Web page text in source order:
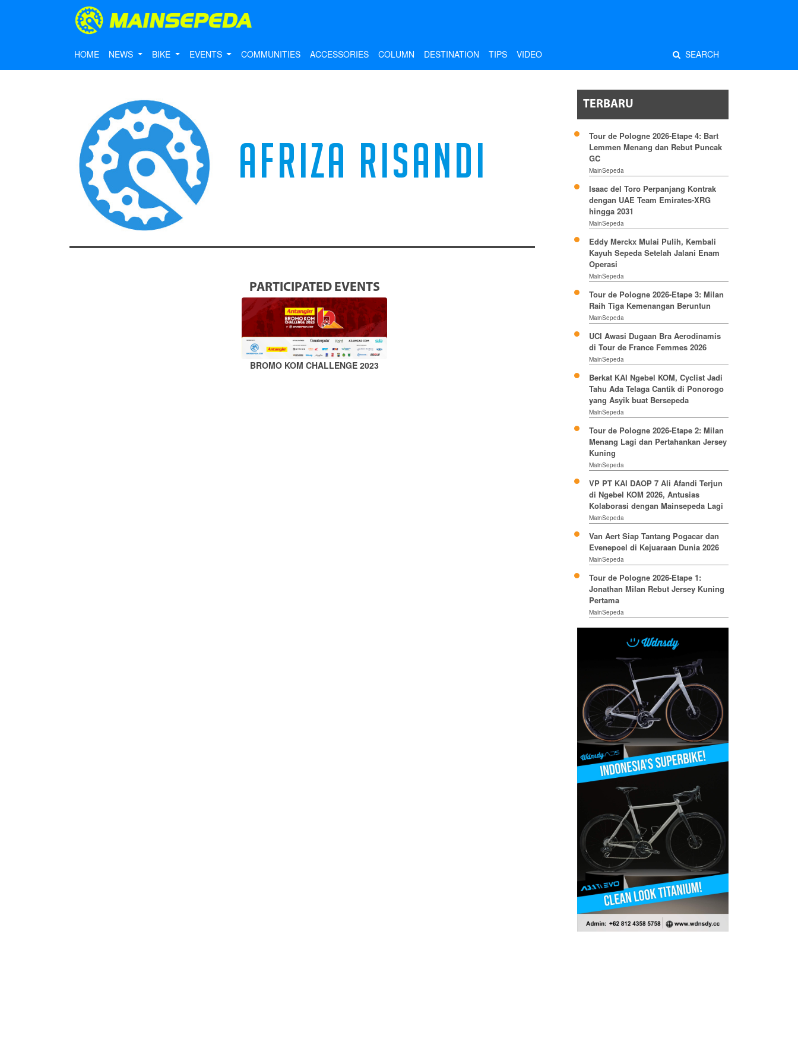
HOME NEWS BIKE EVENTS COMMUNITIES ACCESSORIES COLUMN DESTINATION TIPS VIDEO SEARCH
AFRIZA RISANDI
PARTICIPATED EVENTS
BROMO KOM CHALLENGE 2023
TERBARU
Tour de Pologne 2026-Etape 4: Bart
Lemmen Menang dan Rebut Puncak
GC
MainSepeda
Isaac del Toro Perpanjang Kontrak
dengan UAE Team Emirates-XRG
hingga 2031
MainSepeda
Eddy Merckx Mulai Pulih, Kembali
Kayuh Sepeda Setelah Jalani Enam
Operasi
MainSepeda
Tour de Pologne 2026-Etape 3: Milan
Raih Tiga Kemenangan Beruntun
MainSepeda
UCI Awasi Dugaan Bra Aerodinamis
di Tour de France Femmes 2026
MainSepeda
Berkat KAI Ngebel KOM, Cyclist Jadi
Tahu Ada Telaga Cantik di Ponorogo
yang Asyik buat Bersepeda
MainSepeda
Tour de Pologne 2026-Etape 2: Milan
Menang Lagi dan Pertahankan Jersey
Kuning
MainSepeda
VP PT KAI DAOP 7 Ali Afandi Terjun
di Ngebel KOM 2026, Antusias
Kolaborasi dengan Mainsepeda Lagi
MainSepeda
Van Aert Siap Tantang Pogacar dan
Evenepoel di Kejuaraan Dunia 2026
MainSepeda
Tour de Pologne 2026-Etape 1:
Jonathan Milan Rebut Jersey Kuning
Pertama
MainSepeda